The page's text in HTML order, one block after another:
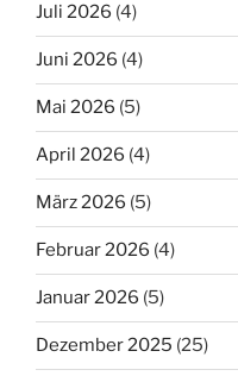
Juli 2026 (4)
Juni 2026 (4)
Mai 2026 (5)
April 2026 (4)
März 2026 (5)
Februar 2026 (4)
Januar 2026 (5)
Dezember 2025 (25)